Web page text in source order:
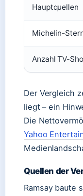
Hauptquellen
Michelin-
Anzahl TV-
Der Vergleich
liegt – ein
Die
Yahoo
Quellen der
Ramsay baute